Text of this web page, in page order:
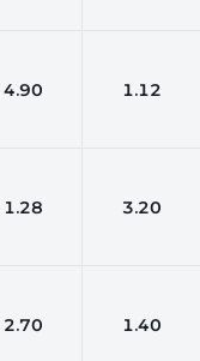
4.90 1.12
1.28 3.20
2.70 1.40